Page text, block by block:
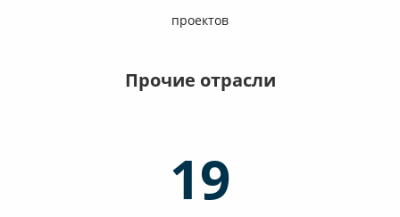
проектов
Прочие отрасли
19